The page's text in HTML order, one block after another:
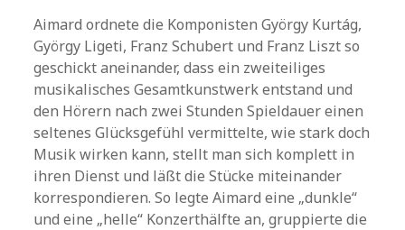
Aimard ordnete die Komponisten György Kurtág,
György Ligeti, Franz Schubert und Franz Liszt so
geschickt aneinander, dass ein zweiteiliges
musikalisches Gesamtkunstwerk entstand und
den Hörern nach zwei Stunden Spieldauer einen
seltenes Glücksgefühl vermittelte, wie stark doch
Musik wirken kann, stellt man sich komplett in
ihren Dienst und läßt die Stücke miteinander
korrespondieren. So legte Aimard eine „dunkle“
und eine „helle“ Konzerthälfte an, gruppierte die